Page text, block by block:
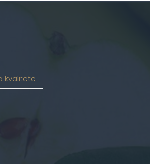
kvalitete